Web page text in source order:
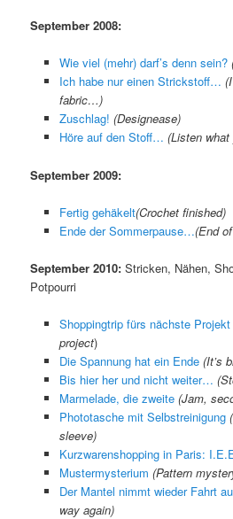
September 2008:
Wie viel (mehr) darf’s denn sein?
Ich habe nur einen Strickstoff…
fabric…)
Zuschlag! (Designease)
Höre auf den Stoff… (Listen
September 2009:
Fertig gehäkelt(Crochet finished)
Ende der Sommerpause…(End
September 2010:Stricken, Nähen,
Potpourri
Shoppingtrip fürs nächste Projekt
project)
Die Spannung hat ein Ende (It’s
Bis hier her und nicht weiter…
Marmelade, die zweite (Jam,
Phototasche mit Selbstreinigung
sleeve)
Kurzwarenshopping in Paris:
Mustermysterium (Pattern
Der Mantel nimmt wieder Fahrt
way again)